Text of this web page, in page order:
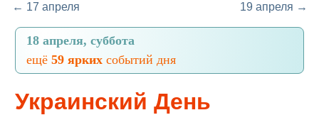
← 17 апреля 19 апреля →
18 апреля, суббота
ещё 59 ярких событий дня
Украинский День